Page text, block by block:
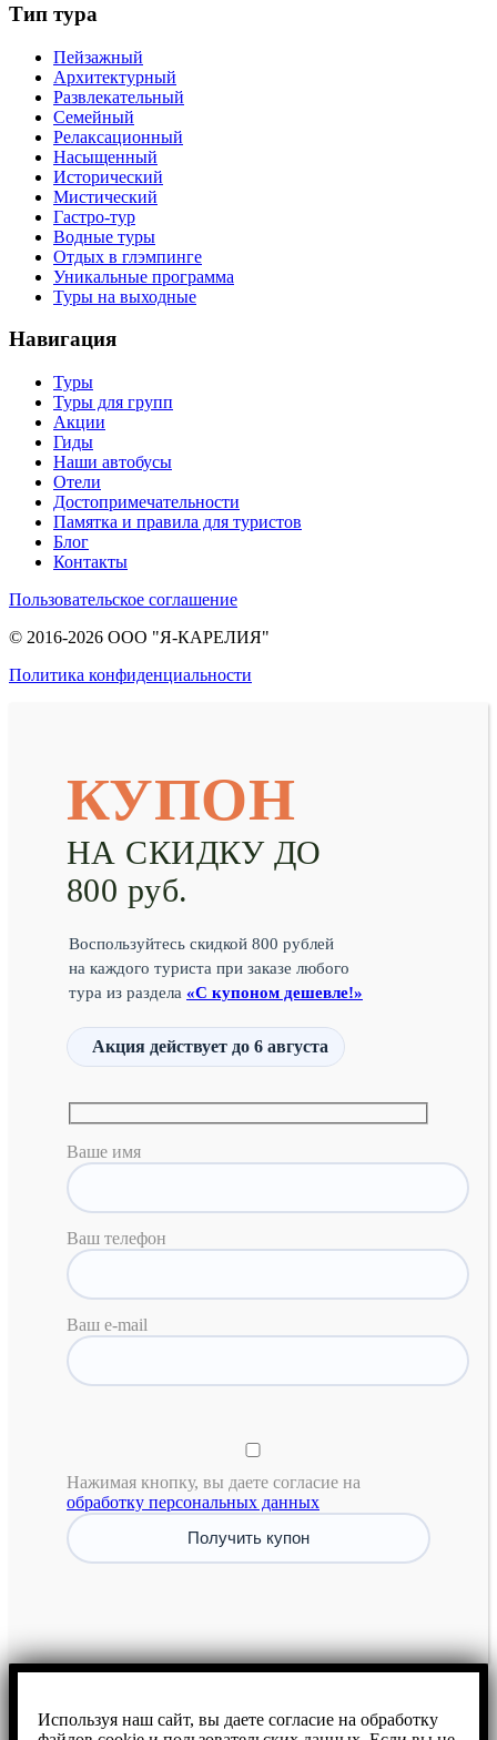
Тип тура
Пейзажный
Архитектурный
Развлекательный
Семейный
Релаксационный
Насыщенный
Исторический
Мистический
Гастро-тур
Водные туры
Отдых в глэмпинге
Уникальные программа
Туры на выходные
Навигация
Туры
Туры для групп
Акции
Гиды
Наши автобусы
Отели
Достопримечательности
Памятка и правила для туристов
Блог
Контакты
Пользовательское соглашение
© 2016-2026 ООО "Я-КАРЕЛИЯ"
Политика конфиденциальности
КУПОН
НА СКИДКУ ДО
800 руб.
Воспользуйтесь скидкой 800 рублей
на каждого туриста при заказе любого
тура из раздела «С купоном дешевле!»
Акция действует до 6 августа
Ваше имя
Ваш телефон
Ваш e-mail
Нажимая кнопку, вы даете согласие на
обработку персональных данных
Используя наш сайт, вы даете согласие на обработку